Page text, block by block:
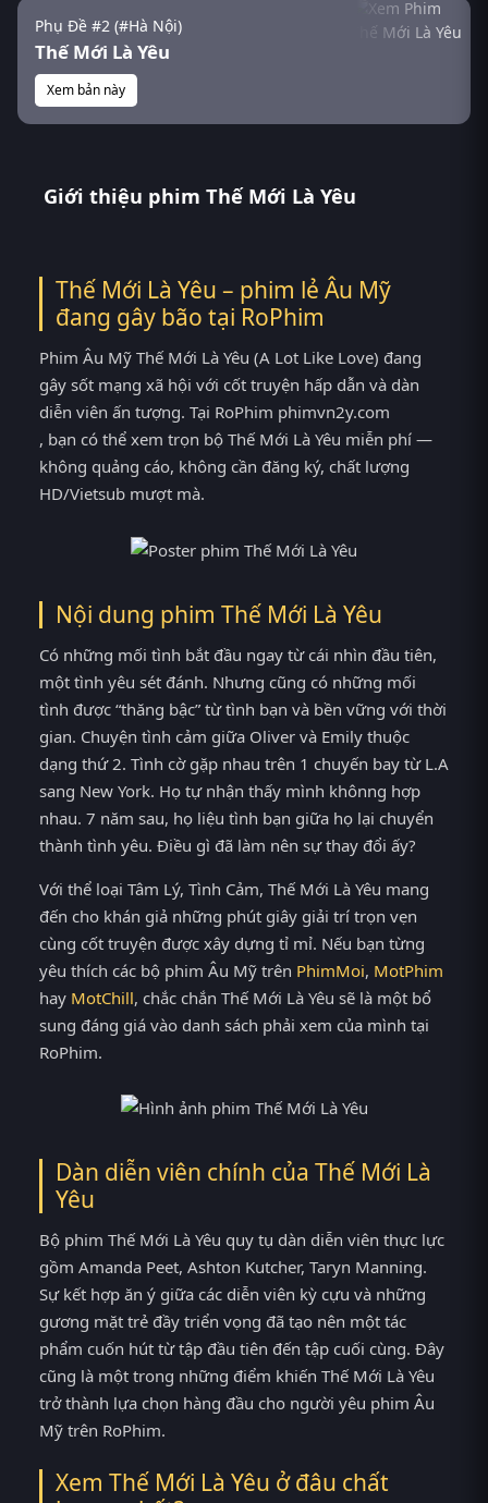
Phụ Đề #2 (#Hà Nội)
Thế Mới Là Yêu
Xem bản này
Giới thiệu phim Thế Mới Là Yêu
Thế Mới Là Yêu – phim lẻ Âu Mỹ
đang gây bão tại RoPhim
Phim Âu Mỹ Thế Mới Là Yêu (A Lot Like Love) đang
gây sốt mạng xã hội với cốt truyện hấp dẫn và dàn
diễn viên ấn tượng. Tại RoPhim phimvn2y.com
, bạn có thể xem trọn bộ Thế Mới Là Yêu miễn phí —
không quảng cáo, không cần đăng ký, chất lượng
HD/Vietsub mượt mà.
Nội dung phim Thế Mới Là Yêu
Có những mối tình bắt đầu ngay từ cái nhìn đầu tiên,
một tình yêu sét đánh. Nhưng cũng có những mối
tình được “thăng bậc” từ tình bạn và bền vững với thời
gian. Chuyện tình cảm giữa Oliver và Emily thuộc
dạng thứ 2. Tình cờ gặp nhau trên 1 chuyến bay từ L.A
sang New York. Họ tự nhận thấy mình khônng hợp
nhau. 7 năm sau, họ liệu tình bạn giữa họ lại chuyển
thành tình yêu. Điều gì đã làm nên sự thay đổi ấy?
Với thể loại Tâm Lý, Tình Cảm, Thế Mới Là Yêu mang
đến cho khán giả những phút giây giải trí trọn vẹn
cùng cốt truyện được xây dựng tỉ mỉ. Nếu bạn từng
yêu thích các bộ phim Âu Mỹ trên PhimMoi, MotPhim
hay MotChill, chắc chắn Thế Mới Là Yêu sẽ là một bổ
sung đáng giá vào danh sách phải xem của mình tại
RoPhim.
Dàn diễn viên chính của Thế Mới Là
Yêu
Bộ phim Thế Mới Là Yêu quy tụ dàn diễn viên thực lực
gồm Amanda Peet, Ashton Kutcher, Taryn Manning.
Sự kết hợp ăn ý giữa các diễn viên kỳ cựu và những
gương mặt trẻ đầy triển vọng đã tạo nên một tác
phẩm cuốn hút từ tập đầu tiên đến tập cuối cùng. Đây
cũng là một trong những điểm khiến Thế Mới Là Yêu
trở thành lựa chọn hàng đầu cho người yêu phim Âu
Mỹ trên RoPhim.
Xem Thế Mới Là Yêu ở đâu chất